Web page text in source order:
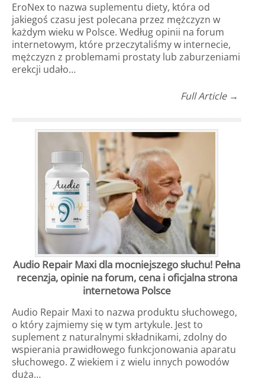
EroNex to nazwa suplementu diety, która od
jakiegoś czasu jest polecana przez mężczyzn w
każdym wieku w Polsce. Według opinii na forum
internetowym, które przeczytaliśmy w internecie,
mężczyzn z problemami prostaty lub zaburzeniami
erekcji udało…
Full Article →
Audio Repair Maxi dla mocniejszego słuchu! Pełna
recenzja, opinie na forum, cena i oficjalna strona
internetowa Polsce
Audio Repair Maxi to nazwa produktu słuchowego,
o który zajmiemy się w tym artykule. Jest to
suplement z naturalnymi składnikami, zdolny do
wspierania prawidłowego funkcjonowania aparatu
słuchowego. Z wiekiem i z wielu innych powodów
duża…